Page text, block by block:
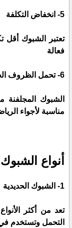
5- انخفاض التكلفة
تعتبر الشبوك أقل
فعالة
6- تحمل الظروف الجوية
الشبوك المجلفنة
مناسبة لأجواء
أنواع
1- الشبوك الحديدية
تعد من أكثر
التحمل وتستخدم